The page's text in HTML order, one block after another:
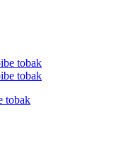
tobak